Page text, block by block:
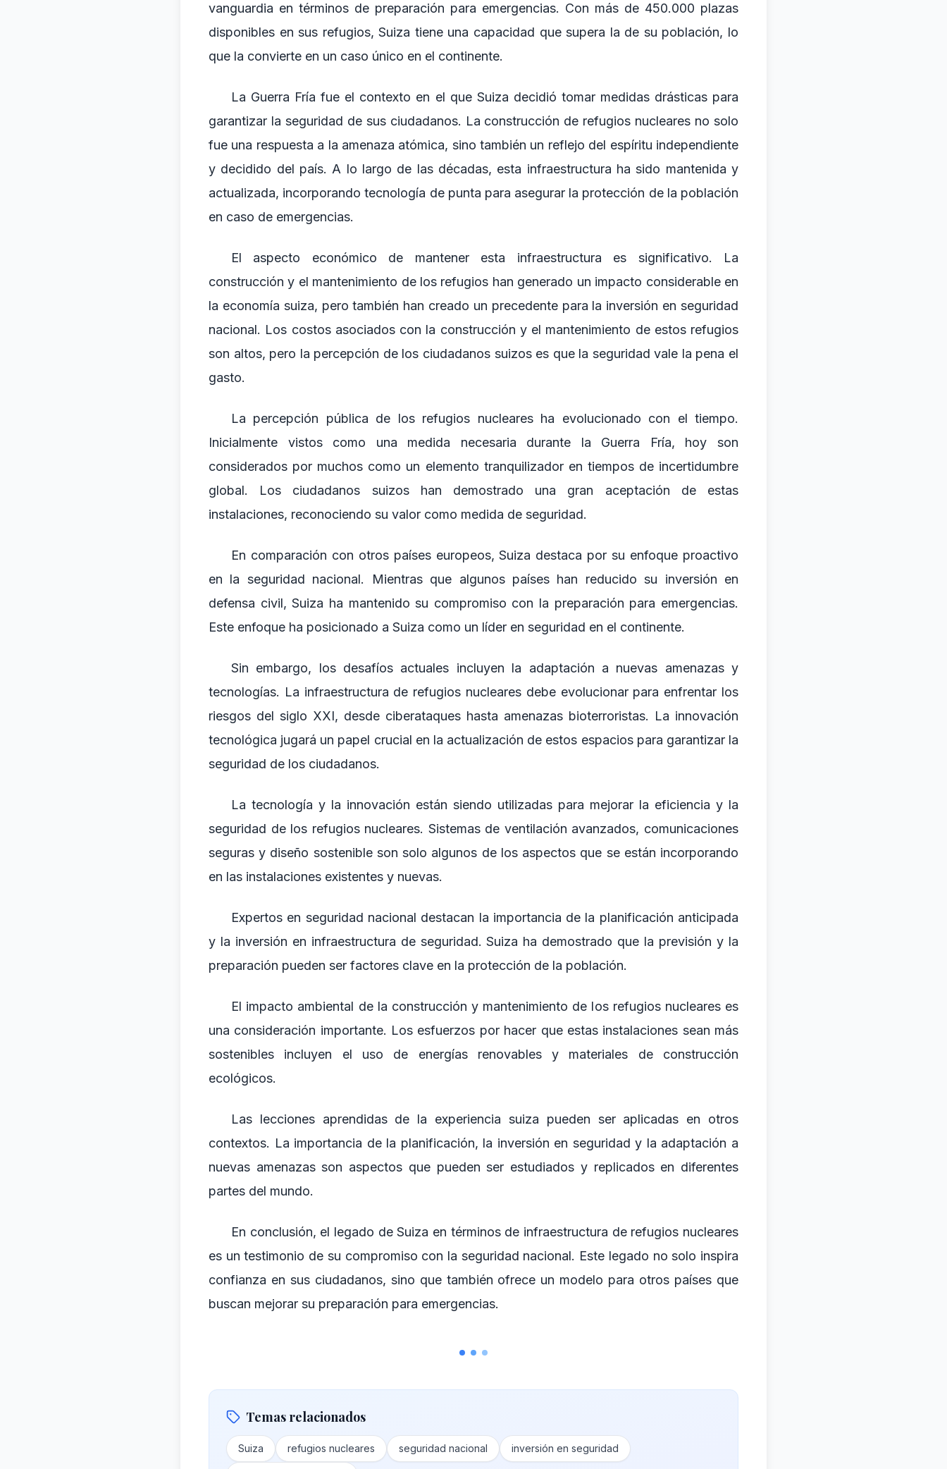
vanguardia en términos de preparación para emergencias. Con más de 450.000 plazas
disponibles en sus refugios, Suiza tiene una capacidad que supera la de su población, lo
que la convierte en un caso único en el continente.
La Guerra Fría fue el contexto en el que Suiza decidió tomar medidas drásticas para
garantizar la seguridad de sus ciudadanos. La construcción de refugios nucleares no solo
fue una respuesta a la amenaza atómica, sino también un reflejo del espíritu independiente
y decidido del país. A lo largo de las décadas, esta infraestructura ha sido mantenida y
actualizada, incorporando tecnología de punta para asegurar la protección de la población
en caso de emergencias.
El aspecto económico de mantener esta infraestructura es significativo. La
construcción y el mantenimiento de los refugios han generado un impacto considerable en
la economía suiza, pero también han creado un precedente para la inversión en seguridad
nacional. Los costos asociados con la construcción y el mantenimiento de estos refugios
son altos, pero la percepción de los ciudadanos suizos es que la seguridad vale la pena el
gasto.
La percepción pública de los refugios nucleares ha evolucionado con el tiempo.
Inicialmente vistos como una medida necesaria durante la Guerra Fría, hoy son
considerados por muchos como un elemento tranquilizador en tiempos de incertidumbre
global. Los ciudadanos suizos han demostrado una gran aceptación de estas
instalaciones, reconociendo su valor como medida de seguridad.
En comparación con otros países europeos, Suiza destaca por su enfoque proactivo
en la seguridad nacional. Mientras que algunos países han reducido su inversión en
defensa civil, Suiza ha mantenido su compromiso con la preparación para emergencias.
Este enfoque ha posicionado a Suiza como un líder en seguridad en el continente.
Sin embargo, los desafíos actuales incluyen la adaptación a nuevas amenazas y
tecnologías. La infraestructura de refugios nucleares debe evolucionar para enfrentar los
riesgos del siglo XXI, desde ciberataques hasta amenazas bioterroristas. La innovación
tecnológica jugará un papel crucial en la actualización de estos espacios para garantizar la
seguridad de los ciudadanos.
La tecnología y la innovación están siendo utilizadas para mejorar la eficiencia y la
seguridad de los refugios nucleares. Sistemas de ventilación avanzados, comunicaciones
seguras y diseño sostenible son solo algunos de los aspectos que se están incorporando
en las instalaciones existentes y nuevas.
Expertos en seguridad nacional destacan la importancia de la planificación anticipada
y la inversión en infraestructura de seguridad. Suiza ha demostrado que la previsión y la
preparación pueden ser factores clave en la protección de la población.
El impacto ambiental de la construcción y mantenimiento de los refugios nucleares es
una consideración importante. Los esfuerzos por hacer que estas instalaciones sean más
sostenibles incluyen el uso de energías renovables y materiales de construcción
ecológicos.
Las lecciones aprendidas de la experiencia suiza pueden ser aplicadas en otros
contextos. La importancia de la planificación, la inversión en seguridad y la adaptación a
nuevas amenazas son aspectos que pueden ser estudiados y replicados en diferentes
partes del mundo.
En conclusión, el legado de Suiza en términos de infraestructura de refugios nucleares
es un testimonio de su compromiso con la seguridad nacional. Este legado no solo inspira
confianza en sus ciudadanos, sino que también ofrece un modelo para otros países que
buscan mejorar su preparación para emergencias.
Temas relacionados
Suiza refugios nucleares seguridad nacional inversión en seguridad